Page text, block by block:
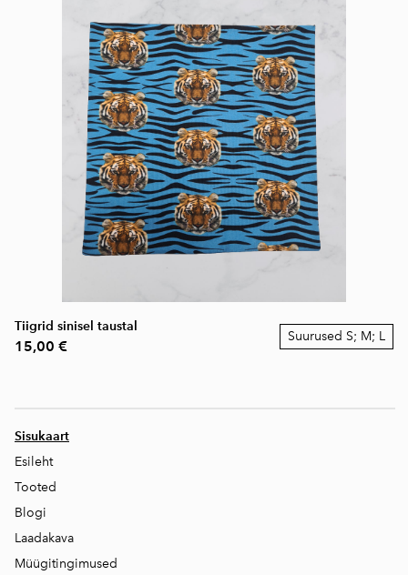
Tiigrid sinisel taustal
15,00 €
Suurused S; M; L
Sisukaart
Esileht
Tooted
Blogi
Laadakava
Müügitingimused